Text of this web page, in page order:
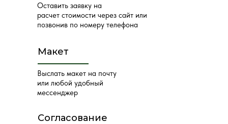
Оставить заявку на
расчет стоимости через сайт или
позвонив по номеру телефона
Макет
Выслать макет на почту
или любой удобный
мессенджер
Согласование